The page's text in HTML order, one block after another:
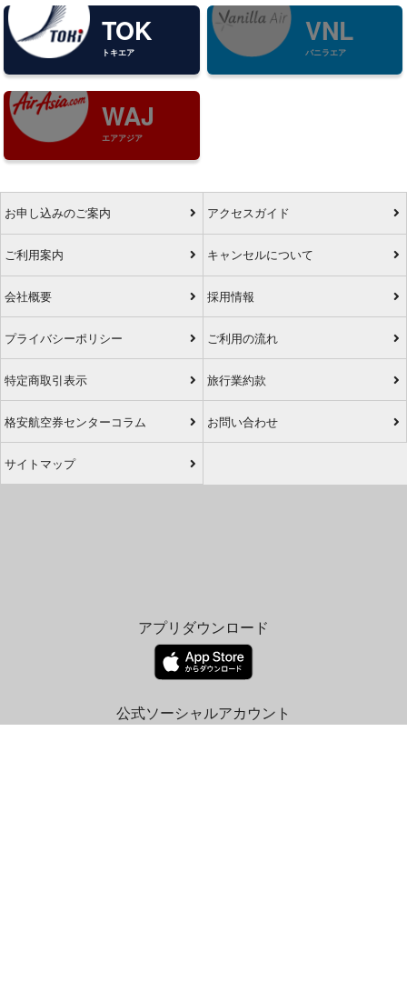
TOK
トキエア
VNL
バニラエア
WAJ
エアアジア
お申し込みのご案内 アクセスガイド
ご利用案内 キャンセルについて
会社概要 採用情報
プライバシーポリシー ご利用の流れ
特定商取引表示 旅行業約款
格安航空券センターコラム お問い合わせ
サイトマップ
アプリダウンロード
公式ソーシャルアカウント